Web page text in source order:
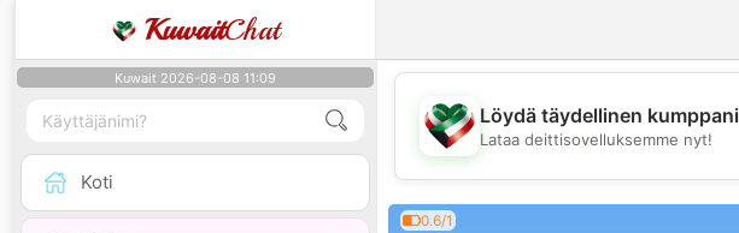
KuwaitChat
Kuwait 2026-08-08 11:09
Koti
💖
Löydä täydellinen kumppani
Lataa deittisovelluksemme nyt!
0.6/1